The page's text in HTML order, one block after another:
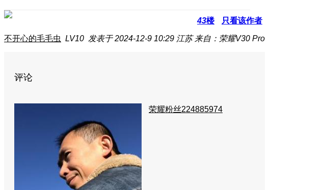
43楼 只看该作者
不开心的毛毛虫 LV10 发表于 2024-12-9 10:29 江苏 来自：荣耀V30 Pro
评论
荣耀粉丝224885974